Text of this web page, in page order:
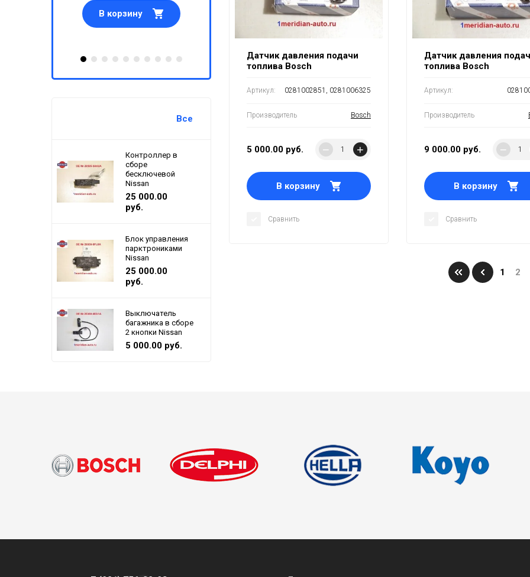
АВТОАКСЕССУАРЫ / НАКЛАДКИ / ПЛАСТИК
В корзину В корзину В корзину
Все
Контроллер в
сборе
бесключевой
Nissan
25 000.00
руб.
Блок управления
парктрониками
Nissan
25 000.00
руб.
Выключатель
багажника в сборе
2 кнопки Nissan
5 000.00 руб.
Датчик давления подачи
топлива Bosch
Артикул: 0281002851, 0281006325
Производитель Bosch
5 000.00 руб. − +
В корзину
Сравнить
Датчик давления
топлива Bosch
Артикул:
Производитель
9 000.00 руб. −
В корзину
Сравнить
1 2